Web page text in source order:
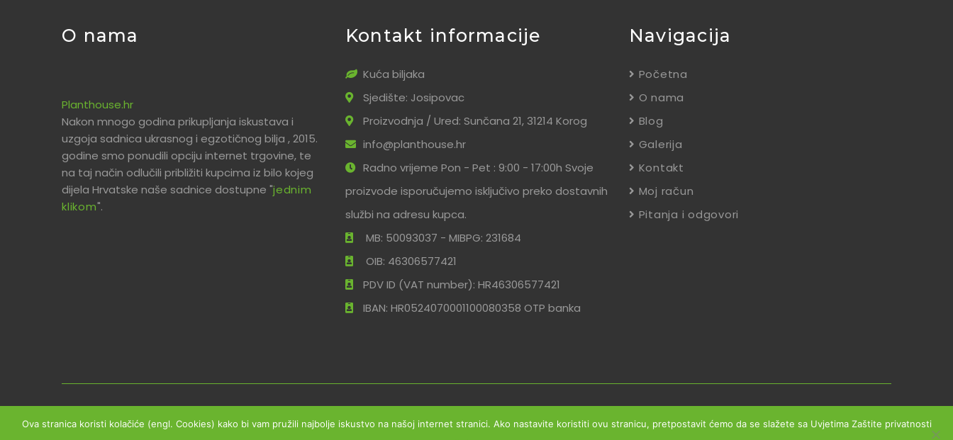
O nama
Planthouse.hr
Nakon mnogo godina prikupljanja iskustava i
uzgoja sadnica ukrasnog i egzotičnog bilja , 2015.
godine smo ponudili opciju internet trgovine, te
na taj način odlučili približiti kupcima iz bilo kojeg
dijela Hrvatske naše sadnice dostupne "jednim
klikom".
Kontakt informacije
Kuća biljaka
Sjedište: Josipovac
Proizvodnja / Ured: Sunčana 21, 31214 Korog
info@planthouse.hr
Radno vrijeme Pon - Pet : 9:00 - 17:00h Svoje
proizvode isporučujemo isključivo preko dostavnih
službi na adresu kupca.
MB: 50093037 - MIBPG: 231684
OIB: 46306577421
PDV ID (VAT number): HR46306577421
IBAN: HR0524070001100080358 OTP banka
Navigacija
Početna
O nama
Blog
Galerija
Kontakt
Moj račun
Pitanja i odgovori
Copyright © 2026 Planthouse.hr - Sva prava pridržana Uvjeti poslovanja Reklamacije
Zaštita podataka
Ova stranica koristi kolačiće (engl. Cookies) kako bi vam pružili najbolje iskustvo na našoj internet stranici. Ako nastavite koristiti ovu stranicu, pretpostavit ćemo da se slažete sa Uvjetima Zaštite privatnosti